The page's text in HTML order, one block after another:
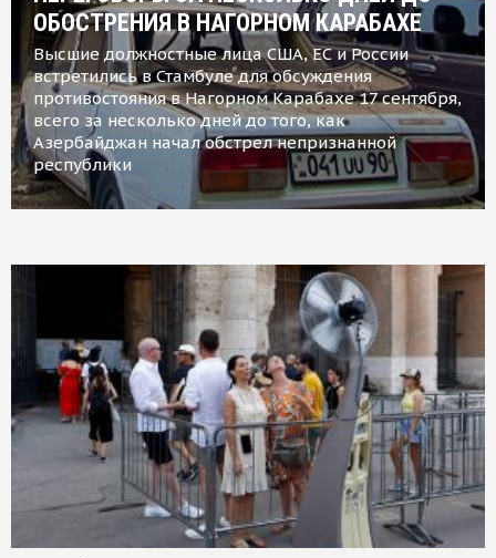
ОБОСТРЕНИЯ В НАГОРНОМ КАРАБАХЕ
Высшие должностные лица США, ЕС и России
встретились в Стамбуле для обсуждения
противостояния в Нагорном Карабахе 17 сентября,
всего за несколько дней до того, как
Азербайджан начал обстрел непризнанной
республики